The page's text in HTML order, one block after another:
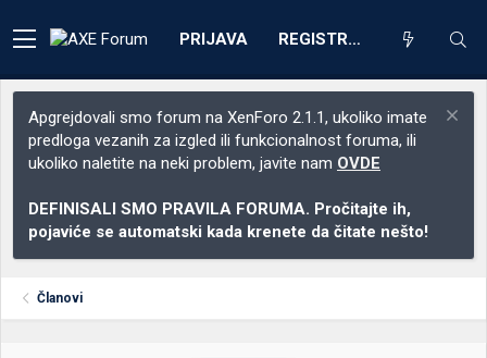
PRIJAVA REGISTRACIJA
Apgrejdovali smo forum na XenForo 2.1.1, ukoliko imate
predloga vezanih za izgled ili funkcionalnost foruma, ili
ukoliko naletite na neki problem, javite nam OVDE
DEFINISALI SMO PRAVILA FORUMA. Pročitajte ih,
pojaviće se automatski kada krenete da čitate nešto!
Članovi